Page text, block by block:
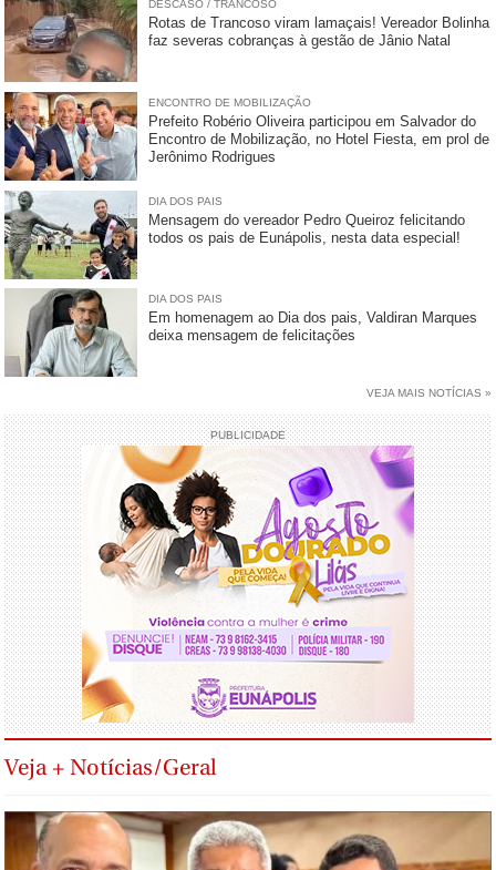
DESCASO / TRANCOSO
Rotas de Trancoso viram lamaçais! Vereador Bolinha
faz severas cobranças à gestão de Jânio Natal
ENCONTRO DE MOBILIZAÇÃO
Prefeito Robério Oliveira participou em Salvador do
Encontro de Mobilização, no Hotel Fiesta, em prol de
Jerônimo Rodrigues
DIA DOS PAIS
Mensagem do vereador Pedro Queiroz felicitando
todos os pais de Eunápolis, nesta data especial!
DIA DOS PAIS
Em homenagem ao Dia dos pais, Valdiran Marques
deixa mensagem de felicitações
VEJA MAIS NOTÍCIAS »
PUBLICIDADE
Veja + Notícias/Geral